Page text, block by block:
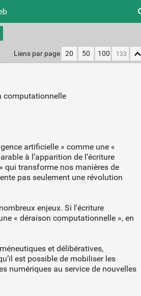
1 or
Liens par page 20 50 100
computationnelle
artificielle » comme une «
à l’apparition de l’écriture
qui transforme nos manières de
pas seulement une révolution
enjeux. Si l'écriture
« déraison computationnelle », en
et délibératives,
est possible de mobiliser les
numériques au service de nouvelles